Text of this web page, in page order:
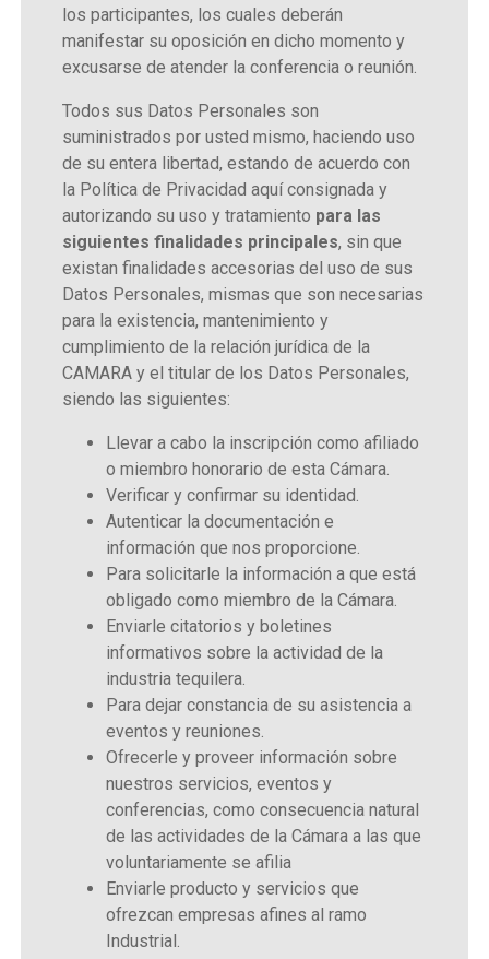
los participantes, los cuales deberán
manifestar su oposición en dicho momento y
excusarse de atender la conferencia o reunión.
Todos sus Datos Personales son
suministrados por usted mismo, haciendo uso
de su entera libertad, estando de acuerdo con
la Política de Privacidad aquí consignada y
autorizando su uso y tratamiento para las
siguientes finalidades principales, sin que
existan finalidades accesorias del uso de sus
Datos Personales, mismas que son necesarias
para la existencia, mantenimiento y
cumplimiento de la relación jurídica de la
CAMARA y el titular de los Datos Personales,
siendo las siguientes:
Llevar a cabo la inscripción como afiliado
o miembro honorario de esta Cámara.
Verificar y confirmar su identidad.
Autenticar la documentación e
información que nos proporcione.
Para solicitarle la información a que está
obligado como miembro de la Cámara.
Enviarle citatorios y boletines
informativos sobre la actividad de la
industria tequilera.
Para dejar constancia de su asistencia a
eventos y reuniones.
Ofrecerle y proveer información sobre
nuestros servicios, eventos y
conferencias, como consecuencia natural
de las actividades de la Cámara a las que
voluntariamente se afilia
Enviarle producto y servicios que
ofrezcan empresas afines al ramo
Industrial.